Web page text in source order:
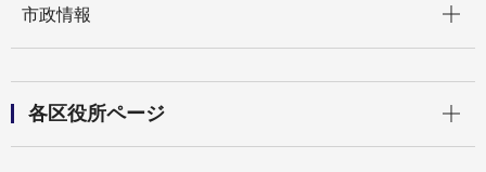
市政情報
各区役所ページ